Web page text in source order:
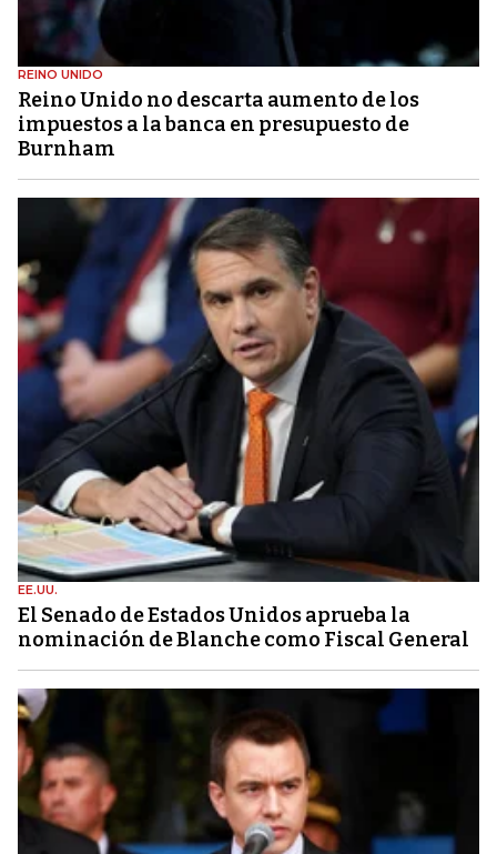
REINO UNIDO
Reino Unido no descarta aumento de los
impuestos a la banca en presupuesto de
Burnham
EE.UU.
El Senado de Estados Unidos aprueba la
nominación de Blanche como Fiscal General